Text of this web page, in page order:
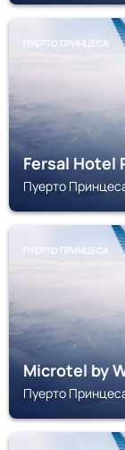
ПУЕРТО ПРИНЦЕСА
Fersal Hotel
Пуерто
ПУЕРТО ПРИНЦЕСА
Microtel by
Пуерто